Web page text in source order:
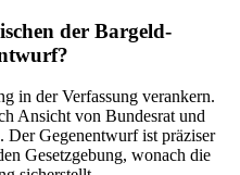
der Bargeld-
in der Verfassung verankern.
Ansicht von Bundesrat und
Der Gegenentwurf ist präziser
Gesetzgebung, wonach die